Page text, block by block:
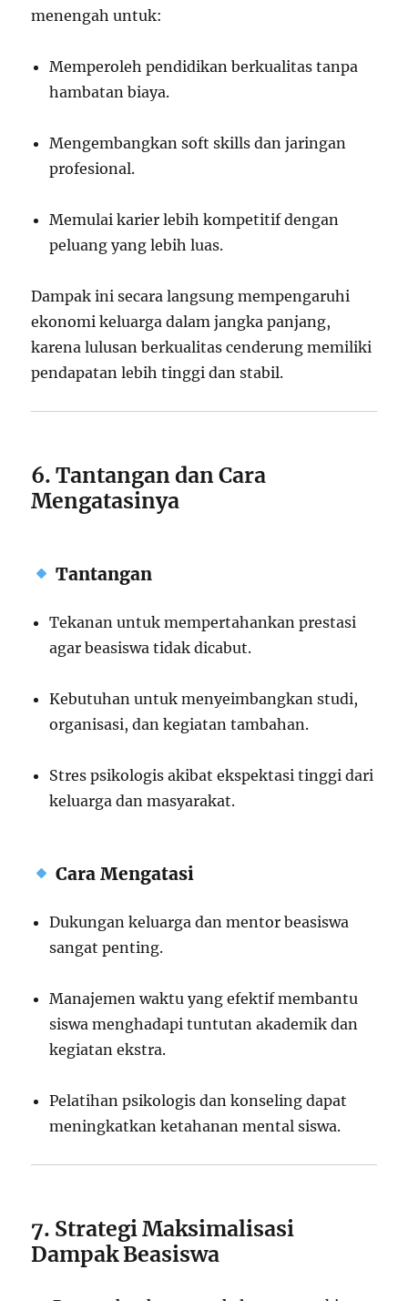
menengah untuk:
Memperoleh pendidikan berkualitas tanpa
hambatan biaya.
Mengembangkan soft skills dan jaringan
profesional.
Memulai karier lebih kompetitif dengan
peluang yang lebih luas.
Dampak ini secara langsung mempengaruhi
ekonomi keluarga dalam jangka panjang,
karena lulusan berkualitas cenderung memiliki
pendapatan lebih tinggi dan stabil.
6. Tantangan dan Cara
Mengatasinya
Tantangan
Tekanan untuk mempertahankan prestasi
agar beasiswa tidak dicabut.
Kebutuhan untuk menyeimbangkan studi,
organisasi, dan kegiatan tambahan.
Stres psikologis akibat ekspektasi tinggi dari
keluarga dan masyarakat.
Cara Mengatasi
Dukungan keluarga dan mentor beasiswa
sangat penting.
Manajemen waktu yang efektif membantu
siswa menghadapi tuntutan akademik dan
kegiatan ekstra.
Pelatihan psikologis dan konseling dapat
meningkatkan ketahanan mental siswa.
7. Strategi Maksimalisasi
Dampak Beasiswa